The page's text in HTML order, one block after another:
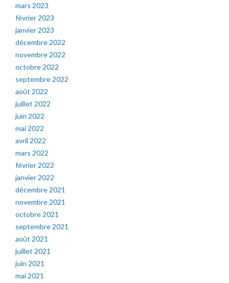
mars 2023
février 2023
janvier 2023
décembre 2022
novembre 2022
octobre 2022
septembre 2022
août 2022
juillet 2022
juin 2022
mai 2022
avril 2022
mars 2022
février 2022
janvier 2022
décembre 2021
novembre 2021
octobre 2021
septembre 2021
août 2021
juillet 2021
juin 2021
mai 2021